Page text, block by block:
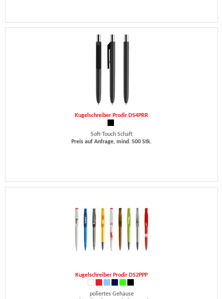
Kugelschreiber Prodir DS4PRR
Soft-Touch Schaft
Preis auf Anfrage, mind. 500 Stk.
Kugelschreiber Prodir DS2PPP
poliertes Gehäuse